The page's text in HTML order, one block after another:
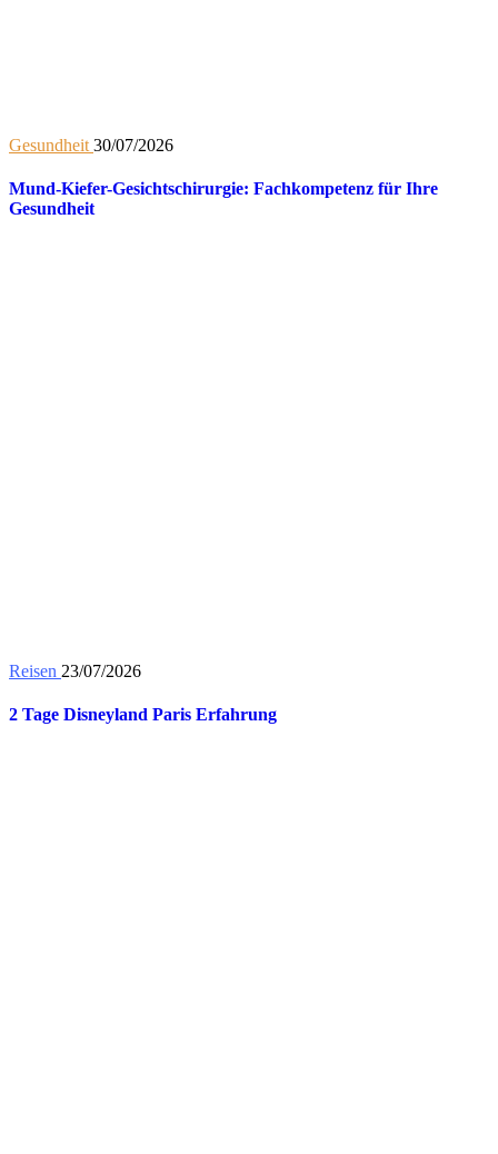
Gesundheit 30/07/2026
Mund-Kiefer-Gesichtschirurgie: Fachkompetenz für Ihre
Gesundheit
Reisen 23/07/2026
2 Tage Disneyland Paris Erfahrung